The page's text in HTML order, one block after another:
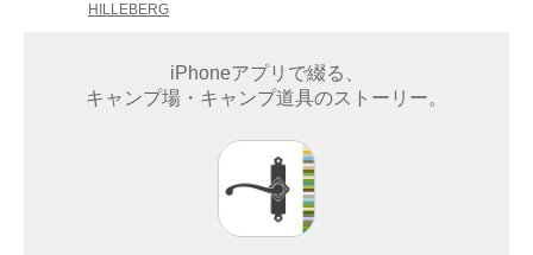
HILLEBERG
iPhoneアプリで綴る、
キャンプ場・キャンプ道具のストーリー。